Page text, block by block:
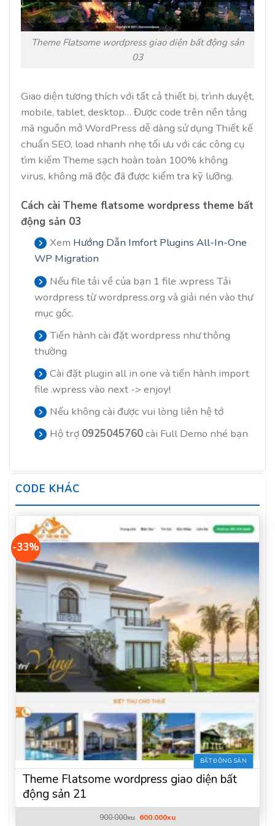
Theme Flatsome wordpress giao diện bất động sản
03
Giao diện tương thích với tất cả thiết bị, trình duyệt,
mobile, tablet, desktop… Được code trên nền tảng
mã nguồn mở WordPress dễ dàng sử dụng Thiết kế
chuẩn SEO, load nhanh nhẹ tối ưu với các công cụ
tìm kiếm Theme sạch hoàn toàn 100% không
virus, không mã độc đã được kiểm tra kỹ lưỡng.
Cách cài Theme flatsome wordpress theme bất
động sản 03
Xem Hướng Dẫn Imfort Plugins All-In-One
WP Migration
Nếu file tải về của bạn 1 file .wpress Tải
wordpress từ wordpress.org và giải nén vào thư
mục gốc.
Tiến hành cài đặt wordpress như thông
thường
Cài đặt plugin all in one và tiến hành import
file .wpress vào next -> enjoy!
Nếu không cài được vui lòng liên hệ tớ
Hộ trợ 0925045760cài Full Demo nhé bạn
CODE KHÁC
-33%
BẤT ĐỘNG SẢN
Theme Flatsome wordpress giao diện bất
động sản 21
900.000xu Giá
600.000xuGiá